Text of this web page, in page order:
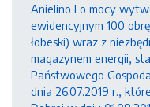
Anielino I o mocy
ewidencyjnym 100
łobeski) wraz z
magazynem energii,
Państwowego
dnia 26.07.2019 r.,